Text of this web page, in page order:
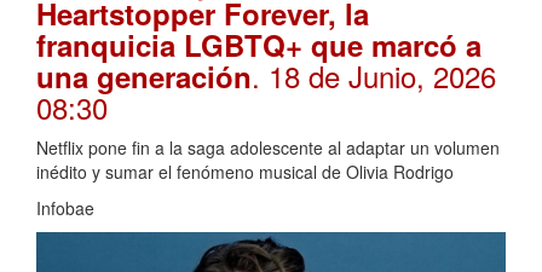
Heartstopper Forever, la
franquicia LGBTQ+ que marcó a
una generación. 18 de Junio, 2026
08:30
Netflix pone fin a la saga adolescente al adaptar un volumen
inédito y sumar el fenómeno musical de Olivia Rodrigo
Infobae